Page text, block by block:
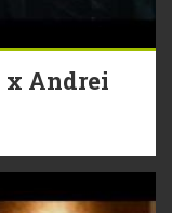
x Andrei